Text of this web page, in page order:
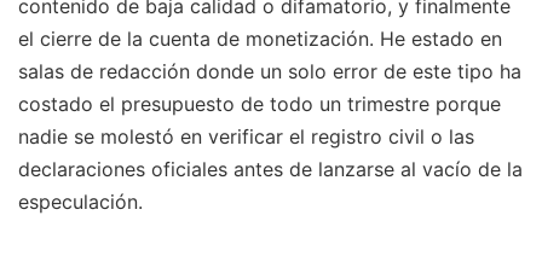
contenido de baja calidad o difamatorio, y finalmente
el cierre de la cuenta de monetización. He estado en
salas de redacción donde un solo error de este tipo ha
costado el presupuesto de todo un trimestre porque
nadie se molestó en verificar el registro civil o las
declaraciones oficiales antes de lanzarse al vacío de la
especulación.